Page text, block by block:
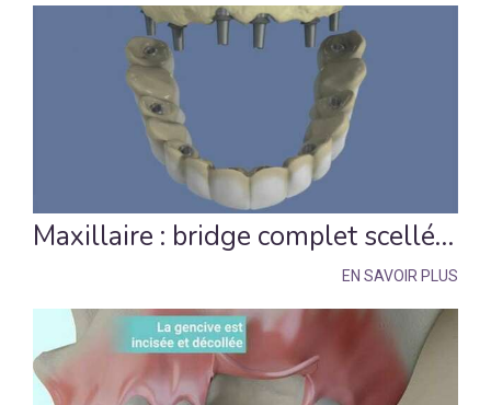
Maxillaire : bridge complet scellé sans fausse gencive
EN SAVOIR PLUS